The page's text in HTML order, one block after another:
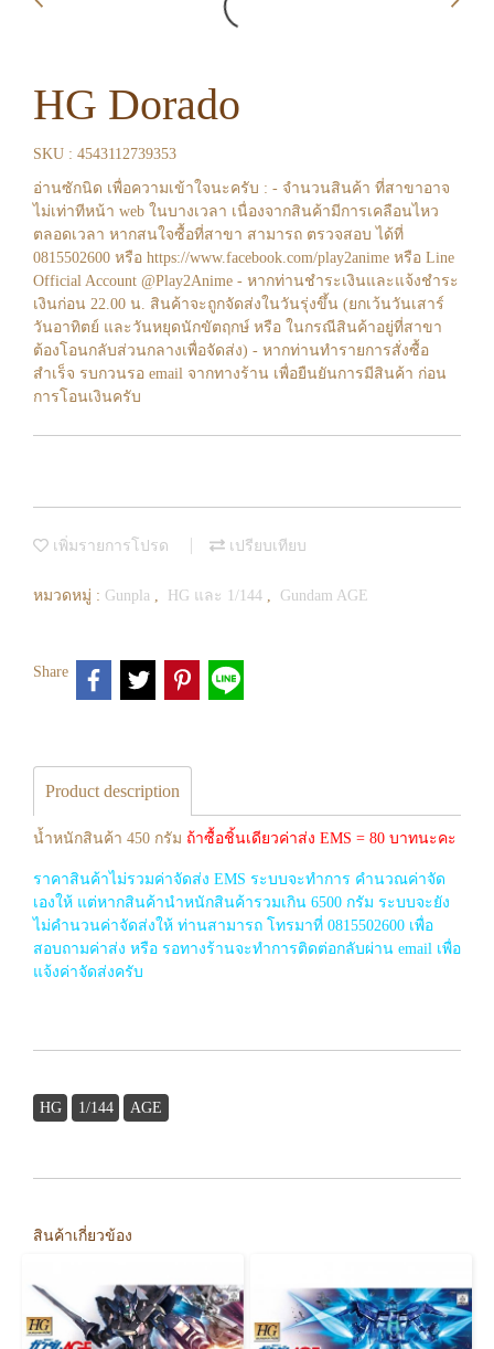
HG Dorado
SKU : 4543112739353
อ่านซักนิด เพื่อความเข้าใจนะครับ : - จำนวนสินค้า ที่สาขาอาจ
ไม่เท่าทีหน้า web ในบางเวลา เนื่องจากสินค้ามีการเคลือนไหว
ตลอดเวลา หากสนใจซื้อที่สาขา สามารถ ตรวจสอบ ได้ที่
0815502600 หรือ https://www.facebook.com/play2anime หรือ Line
Official Account @Play2Anime - หากท่านชำระเงินและแจ้งชำระ
เงินก่อน 22.00 น. สินค้าจะถูกจัดส่งในวันรุ่งขึ้น (ยกเว้นวันเสาร์
วันอาทิตย์ และวันหยุดนักขัตฤกษ์ หรือ ในกรณีสินค้าอยู่ที่สาขา
ต้องโอนกลับส่วนกลางเพื่อจัดส่ง) - หากท่านทำรายการสั่งซื้อ
สำเร็จ รบกวนรอ email จากทางร้าน เพื่อยืนยันการมีสินค้า ก่อน
การโอนเงินครับ
เพิ่มรายการโปรด เปรียบเทียบ
หมวดหมู่ : Gunpla , HG และ 1/144 , Gundam AGE
Share
Product description
น้ำหนักสินค้า 450 กรัม ถ้าซื้อชิ้นเดียวค่าส่ง EMS = 80 บาทนะคะ
ราคาสินค้าไม่รวมค่าจัดส่ง EMS ระบบจะทำการ คำนวณค่าจัด
เองให้ แต่หากสินค้านำหนักสินค้ารวมเกิน 6500 กรัม ระบบจะยัง
ไม่คำนวนค่าจัดส่งให้ ท่านสามารถ โทรมาที่ 0815502600 เพื่อ
สอบถามค่าส่ง หรือ รอทางร้านจะทำการติดต่อกลับผ่าน email เพื่อ
แจ้งค่าจัดส่งครับ
HG 1/144 AGE
สินค้าเกี่ยวข้อง